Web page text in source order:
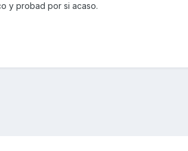
y probad por si acaso.